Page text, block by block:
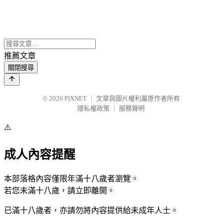
推薦文章
關閉搜尋
© 2026 PIXNET
文章與圖片權利屬原作者所有
隱私權政策
服務聲明
⚠️
成人內容提醒
本部落格內容僅限年滿十八歲者瀏覽。
若您未滿十八歲，請立即離開。
已滿十八歲者，亦請勿將內容提供給未成年人士。